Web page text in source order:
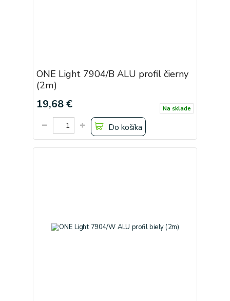
ONE Light 7904/B ALU profil čierny
(2m)
19,68 € Na sklade
Do košíka